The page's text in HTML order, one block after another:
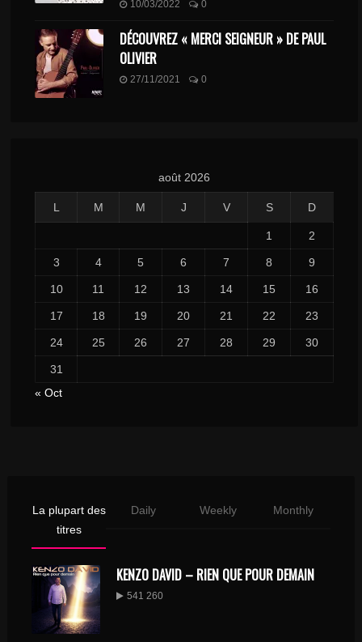
10/03/2022 0
DÉCOUVREZ « MERCI SEIGNEUR » DE PAUL
OLIVIER
27/11/2021 0
août 2026
L M M J V S D
1 2
3 4 5 6 7 8 9
10 11 12 13 14 15 16
17 18 19 20 21 22 23
24 25 26 27 28 29 30
31
« Oct
La plupart des
titres
Daily Weekly Monthly
KENZO DAVID – RIEN QUE POUR DEMAIN
541 260